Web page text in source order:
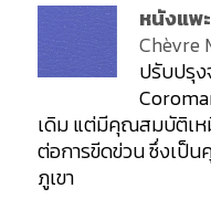
หนังแพ
Chèvre
ปรับปรุง
เดิม แต่มีคุณสมบัติเห
ต่อการขีดข่วน ซึ่งเป็
ภูเขา